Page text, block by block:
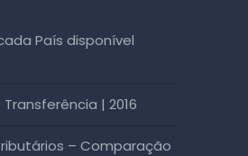
País disponível
| 2016
– Comparação